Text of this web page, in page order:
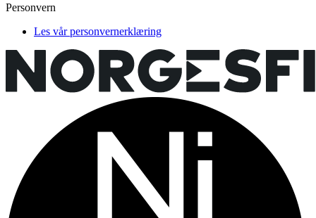
Personvern
Les vår personvernerklæring